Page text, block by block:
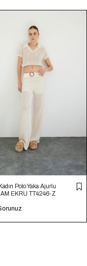
Polo Yaka Ajurlu
EKRU TT4246-Z